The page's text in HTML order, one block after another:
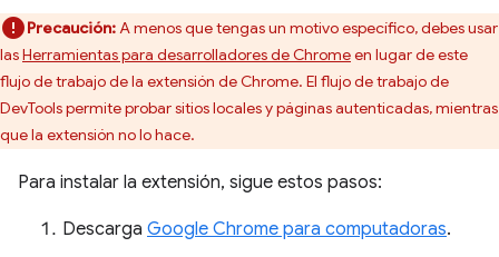
Precaución:A menos que tengas un motivo específico, debes usar
lasHerramientas para desarrolladores de Chromeen lugar de este
flujo de trabajo de la extensión de Chrome. El flujo de trabajo de
DevTools permite probar sitios locales y páginas autenticadas, mientras
que la extensión no lo hace.
Para instalar la extensión, sigue estos pasos:
Descarga Google Chrome para computadoras.